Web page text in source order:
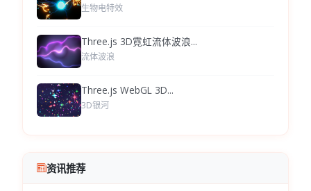
生物电特效
Three.js 3D霓虹流体波浪...
流体波浪
Three.js WebGL 3D...
3D银河
资讯推荐